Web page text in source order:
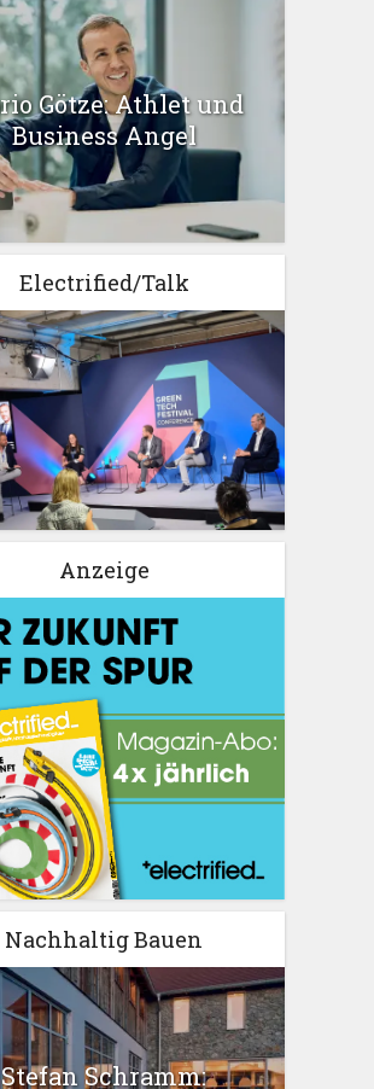
Götze: Athlet und
Business Angel
Electrified/Talk
Anzeige
Nachhaltig Bauen
Stefan Schramm: